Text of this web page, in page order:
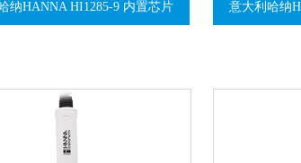
纳HANNA HI1285-9 内置芯片 意大利哈纳